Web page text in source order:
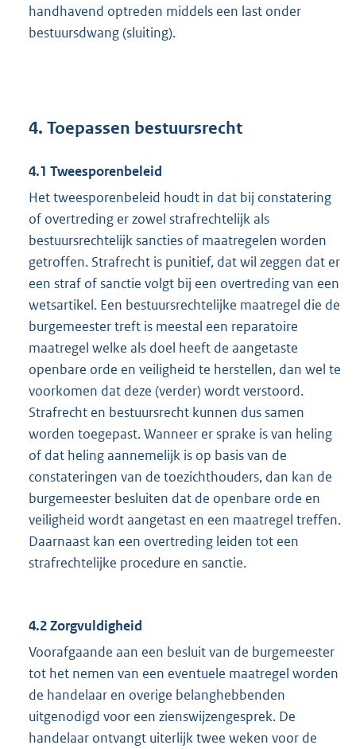
handhavend optreden middels een last onder
bestuursdwang (sluiting).
4. Toepassen bestuursrecht
4.1 Tweesporenbeleid
Het tweesporenbeleid houdt in dat bij constatering
of overtreding er zowel strafrechtelijk als
bestuursrechtelijk sancties of maatregelen worden
getroffen. Strafrecht is punitief, dat wil zeggen dat er
een straf of sanctie volgt bij een overtreding van een
wetsartikel. Een bestuursrechtelijke maatregel die de
burgemeester treft is meestal een reparatoire
maatregel welke als doel heeft de aangetaste
openbare orde en veiligheid te herstellen, dan wel te
voorkomen dat deze (verder) wordt verstoord.
Strafrecht en bestuursrecht kunnen dus samen
worden toegepast. Wanneer er sprake is van heling
of dat heling aannemelijk is op basis van de
constateringen van de toezichthouders, dan kan de
burgemeester besluiten dat de openbare orde en
veiligheid wordt aangetast en een maatregel treffen.
Daarnaast kan een overtreding leiden tot een
strafrechtelijke procedure en sanctie.
4.2 Zorgvuldigheid
Voorafgaande aan een besluit van de burgemeester
tot het nemen van een eventuele maatregel worden
de handelaar en overige belanghebbenden
uitgenodigd voor een zienswijzengesprek. De
handelaar ontvangt uiterlijk twee weken voor de